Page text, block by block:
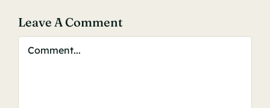
Leave A Comment
Comment